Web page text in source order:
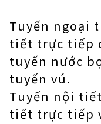
Tuyến ngoại
tiết trực tiếp
tuyến nước
tuyến vú.
Tuyến nội
tiết trực tiếp